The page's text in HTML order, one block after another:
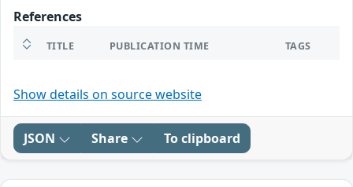
References
TITLE PUBLICATION TIME TAGS
Show details on source website
JSON Share To clipboard